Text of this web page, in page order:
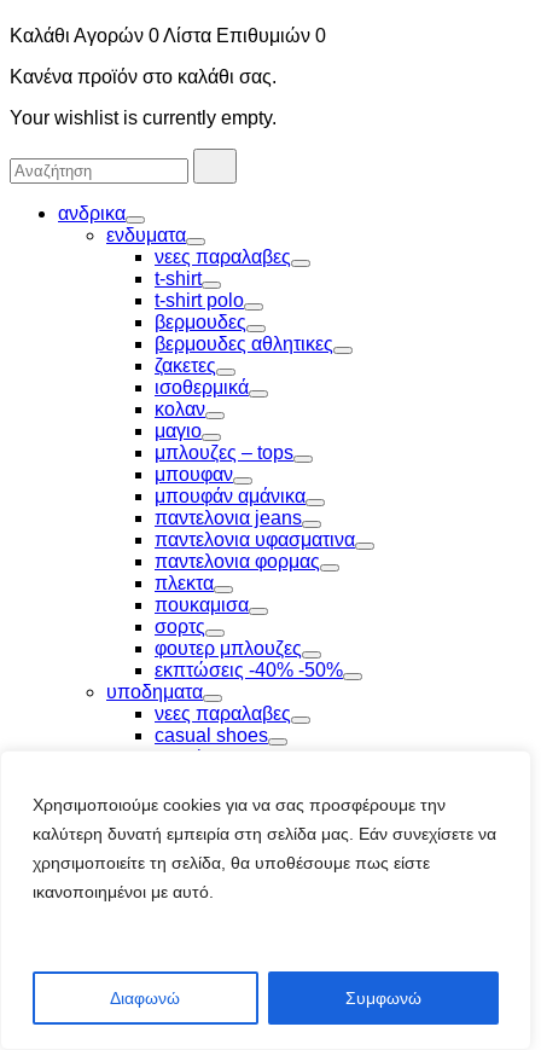
Χρησιμοποιούμε cookies για να σας προσφέρουμε την
καλύτερη δυνατή εμπειρία στη σελίδα μας. Εάν συνεχίσετε να
χρησιμοποιείτε τη σελίδα, θα υποθέσουμε πως είστε
ικανοποιημένοι με αυτό.
Διαφωνώ Συμφωνώ
Καλάθι Αγορών 0Λίστα Επιθυμιών 0
Κανένα προϊόν στο καλάθι σας.
Your wishlist is currently empty.
Αναζήτησα
για:
ανδρικα
Toggle
ενδυματα
Toggle
νεες παραλαβες
Toggle
t-shirt
Toggle
t-shirt polo
Toggle
βερμουδες
Toggle
βερμουδες αθλητικες
Toggle
ζακετες
Toggle
ισοθερμικά
Toggle
κολαν
Toggle
μαγιο
Toggle
μπλουζες – tops
Toggle
μπουφαν
Toggle
μπουφάν αμάνικα
Toggle
παντελονια jeans
Toggle
παντελονια υφασματινα
Toggle
παντελονια φορμας
Toggle
πλεκτα
Toggle
πουκαμισα
Toggle
σορτς
Toggle
φουτερ μπλουζες
Toggle
εκπτώσεις -40% -50%
Toggle
υποδηματα
Toggle
νεες παραλαβες
Toggle
casual shoes
Toggle
sneakers
μποτακι
Toggle
Toggle
ποδοσφαιρικά υποδ.
Toggle
εκπτώσεις -40% -50%
αξεσουαρ
Toggle
εσωρουχα
ζωνες
καλτσες